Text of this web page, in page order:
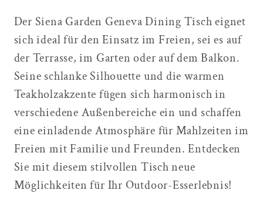
Der Siena Garden Geneva Dining Tisch eignet
sich ideal für den Einsatz im Freien, sei es auf
der Terrasse, im Garten oder auf dem Balkon.
Seine schlanke Silhouette und die warmen
Teakholzakzente fügen sich harmonisch in
verschiedene Außenbereiche ein und schaffen
eine einladende Atmosphäre für Mahlzeiten im
Freien mit Familie und Freunden. Entdecken
Sie mit diesem stilvollen Tisch neue
Möglichkeiten für Ihr Outdoor-Esserlebnis!